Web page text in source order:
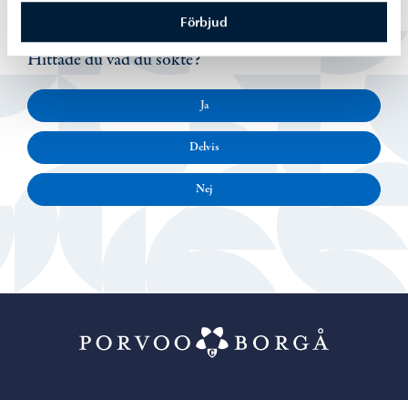
Förbjud
Hittade du vad du sökte?
Ja
Delvis
Nej